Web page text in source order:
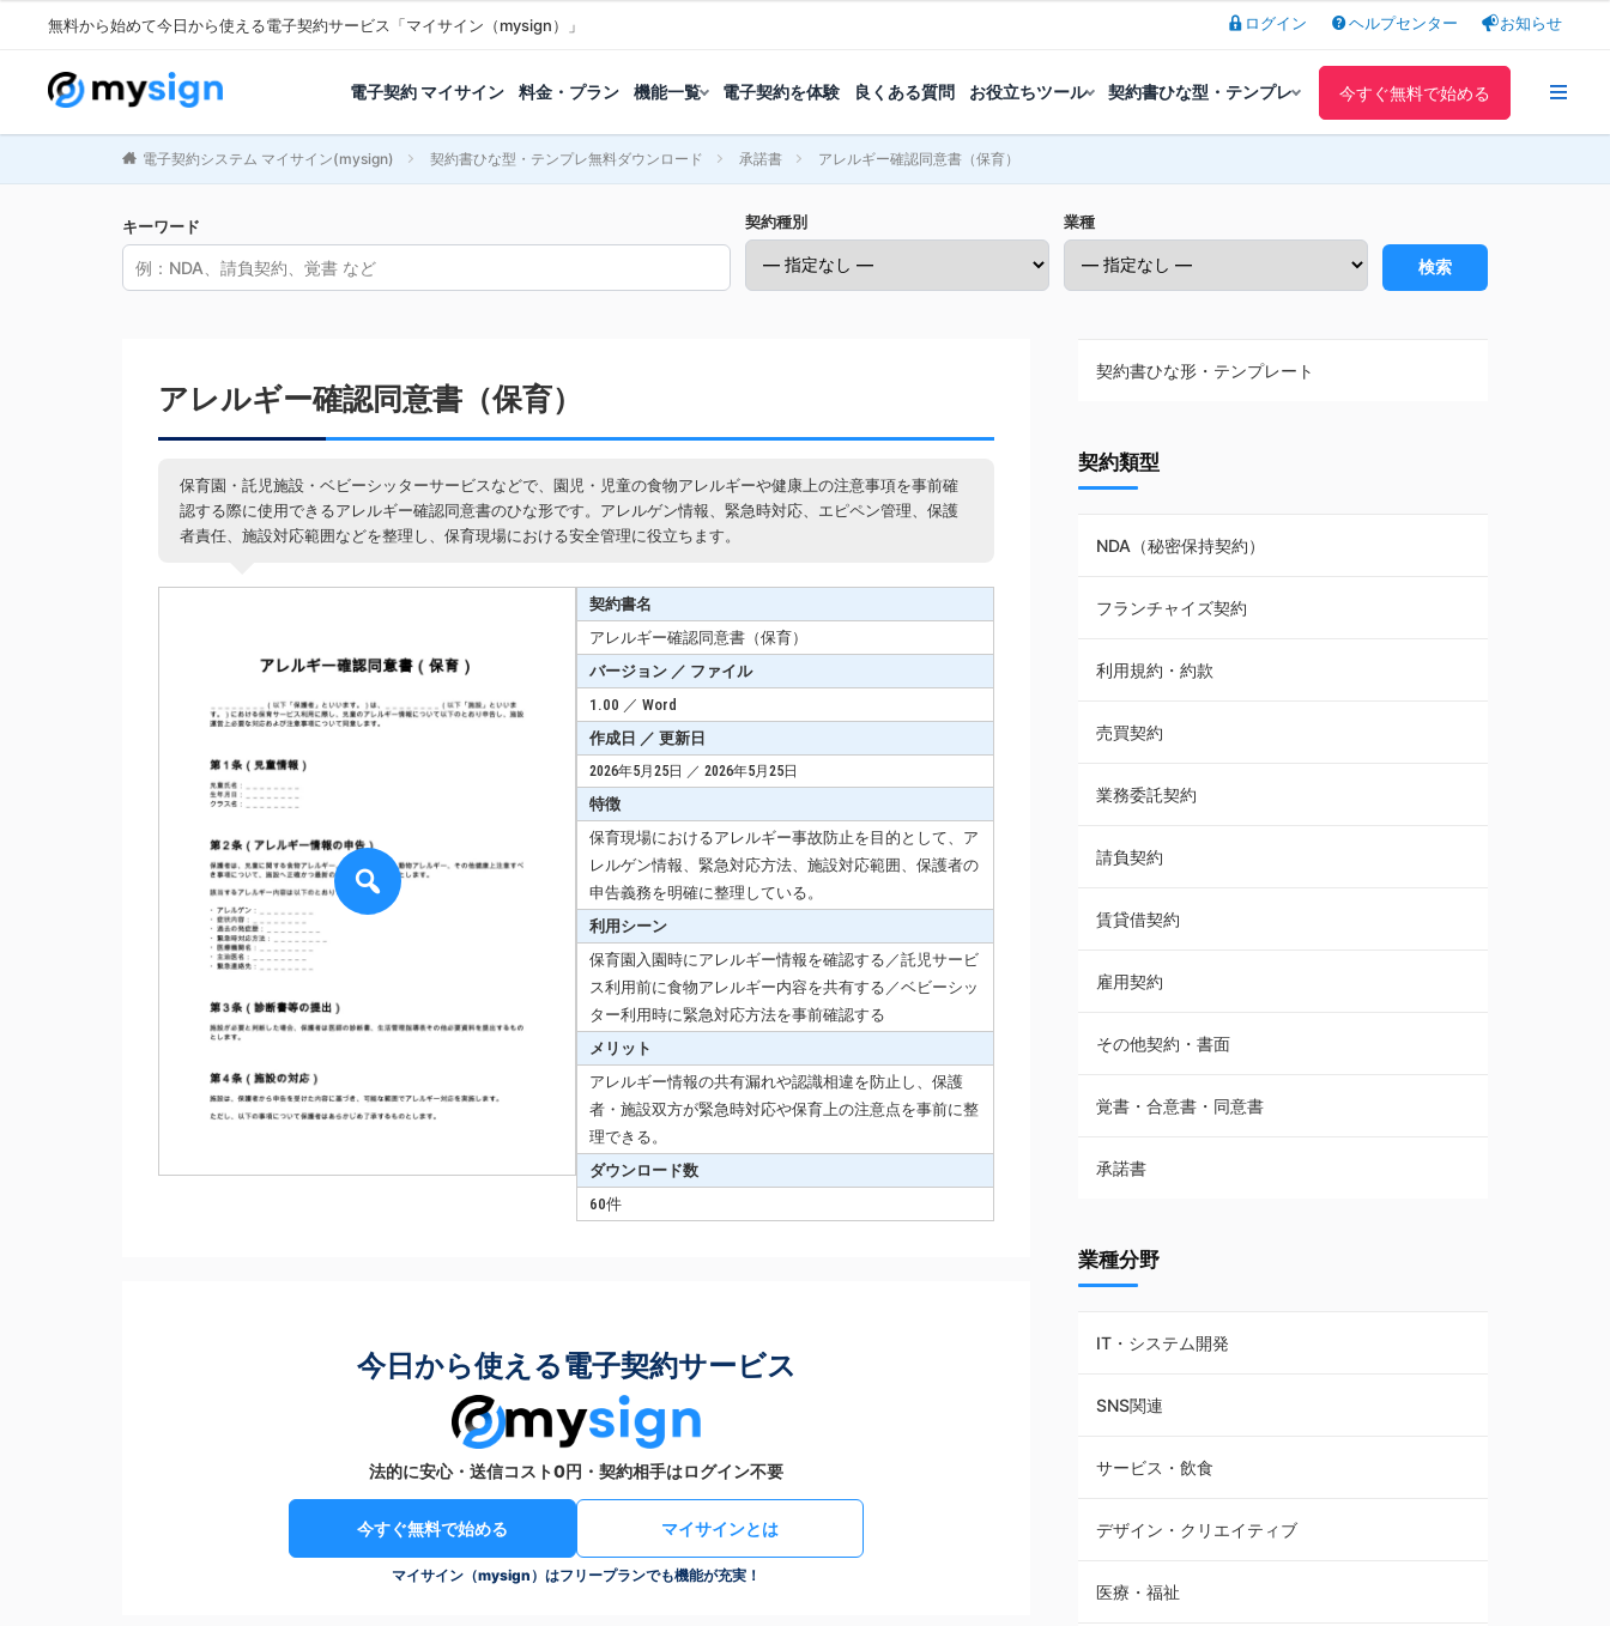
無料から始めて今日から使える電子契約サービス「マイサイン（mysign）」 ログイン ヘルプセンター お知らせ
電子契約 マイサイン 料金・プラン 機能一覧 電子契約を体験 良くある質問 お役立ちツール 契約書ひな型・テンプレ 今すぐ無料で始める
電子契約システム マイサイン(mysign) 契約書ひな型・テンプレ無料ダウンロード 承諾書 アレルギー確認同意書（保育）
キーワード 契約種別 業種
検索
アレルギー確認同意書（保育）
保育園・託児施設・ベビーシッターサービスなどで、園児・児童の食物アレルギーや健康上の注意事項を事前確
認する際に使用できるアレルギー確認同意書のひな形です。アレルゲン情報、緊急時対応、エピペン管理、保護
者責任、施設対応範囲などを整理し、保育現場における安全管理に役立ちます。
契約書名
アレルギー確認同意書（保育）
バージョン ／ ファイル
1.00 ／ Word
作成日 ／ 更新日
2026年5月25日 ／ 2026年5月25日
特徴
保育現場におけるアレルギー事故防止を目的として、ア
レルゲン情報、緊急対応方法、施設対応範囲、保護者の
申告義務を明確に整理している。
利用シーン
保育園入園時にアレルギー情報を確認する／託児サービ
ス利用前に食物アレルギー内容を共有する／ベビーシッ
ター利用時に緊急対応方法を事前確認する
メリット
アレルギー情報の共有漏れや認識相違を防止し、保護
者・施設双方が緊急時対応や保育上の注意点を事前に整
理できる。
ダウンロード数
60件
今日から使える電子契約サービス
法的に安心・送信コスト0円・契約相手はログイン不要
今すぐ無料で始める マイサインとは
マイサイン（mysign）はフリープランでも機能が充実！
契約書ひな形・テンプレート
NDA（秘密保持契約）
業務委託契約
利用規約・約款
覚書・合意書・同意書
承諾書
雇用契約
その他契約・書面
売買契約
株主総会議事録・関連書類
請負契約
フランチャイズ契約
賃貸借契約
契約類型
NDA（秘密保持契約）
フランチャイズ契約
利用規約・約款
売買契約
業務委託契約
請負契約
賃貸借契約
雇用契約
その他契約・書面
覚書・合意書・同意書
承諾書
業種分野
IT・システム開発
SNS関連
サービス・飲食
デザイン・クリエイティブ
医療・福祉